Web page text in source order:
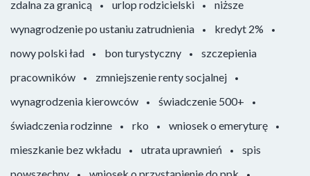
zdalna za granicą
urlop rodzicielski
niższe
wynagrodzenie po ustaniu zatrudnienia
kredyt 2%
nowy polski ład
bon turystyczny
szczepienia
pracowników
zmniejszenie renty socjalnej
wynagrodzenia kierowców
świadczenie 500+
świadczenia rodzinne
rko
wniosek o emeryturę
mieszkanie bez wkładu
utrata uprawnień
spis